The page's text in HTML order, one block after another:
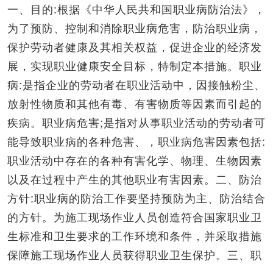
一、目的:根据《中华人民共和国职业病防治法》，
为了预防、控制和消除职业病危害，防治职业病，
保护劳动者健康及其相关权益，促进企业的经济发
展，实现职业健康安全目标，特制定本措施。职业
病:是指企业的劳动者在职业活动中，因接触粉尘、
放射性物质和其他有毒、有害物质等因素而引起的
疾病。职业病危害;是指对从事职业活动的劳动者可
能导致职业病的各种危害、，职业病危害因素包括:
职业活动中存在的各种有害化学、物理、生物因素
以及在过程中产生的其他职业有害因素。二、防治
方针:职业病的防治工作要坚持预防为主、防治结合
的方针。为施工现场作业人员创造符合国家职业卫
生标准和卫生要求的工作环境和条件，并采取措施
保障施工现场作业人员获得职业卫生保护。三、职